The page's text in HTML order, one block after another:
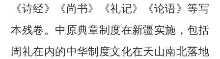
《诗经》《尚书》《礼记》《论语》等写
本残卷。中原典章制度在新疆实施，包括
周礼在内的中华制度文化在天山南北落地